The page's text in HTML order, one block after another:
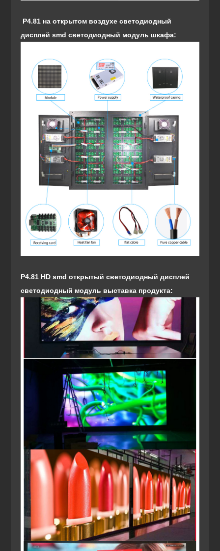
P4.81 на открытом воздухе светодиодный
дисплей smd светодиодный модуль шкафа:
P4.81 HD smd открытый светодиодный дисплей
светодиодный модуль выставка продукта: